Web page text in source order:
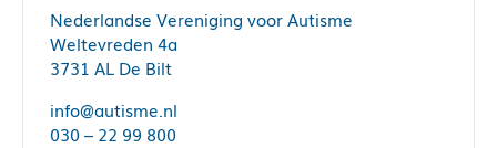
Nederlandse Vereniging voor Autisme
Weltevreden 4a
3731 AL De Bilt
info@autisme.nl
030 – 22 99 800